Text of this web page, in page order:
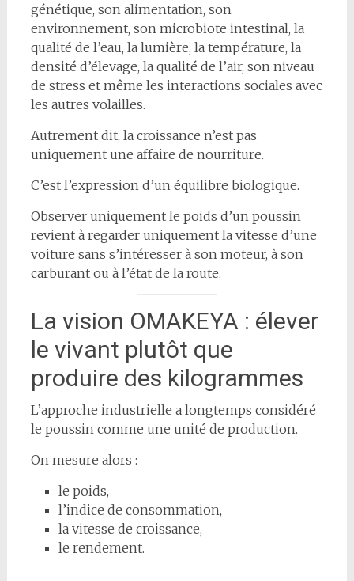
génétique, son alimentation, son
environnement, son microbiote intestinal, la
qualité de l’eau, la lumière, la température, la
densité d’élevage, la qualité de l’air, son niveau
de stress et même les interactions sociales avec
les autres volailles.
Autrement dit, la croissance n’est pas
uniquement une affaire de nourriture.
C’est l’expression d’un équilibre biologique.
Observer uniquement le poids d’un poussin
revient à regarder uniquement la vitesse d’une
voiture sans s’intéresser à son moteur, à son
carburant ou à l’état de la route.
La vision OMAKEYA : élever
le vivant plutôt que
produire des kilogrammes
L’approche industrielle a longtemps considéré
le poussin comme une unité de production.
On mesure alors :
le poids,
l’indice de consommation,
la vitesse de croissance,
le rendement.